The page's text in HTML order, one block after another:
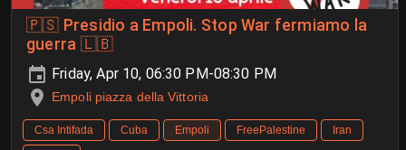
🇵🇸 Presidio a Empoli. Stop War fermiamo la
guerra 🇱🇧
Friday, Apr 10, 06:30 PM-08:30 PM
Empoli piazza della Vittoria
Csa Intifada Cuba Empoli FreePalestine
Iran